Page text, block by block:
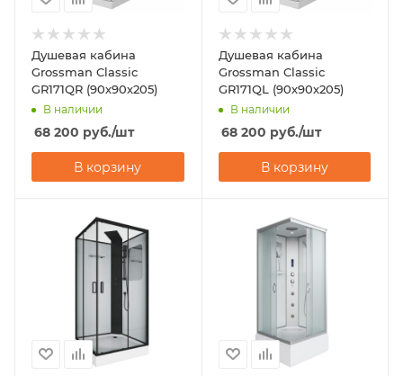
Душевая кабина
Grossman Classic
GR171QR (90х90х205)
В наличии
68 200 руб./шт
В корзину
Душевая кабина
Grossman Classic
GR171QL (90х90х205)
В наличии
68 200 руб./шт
В корзину